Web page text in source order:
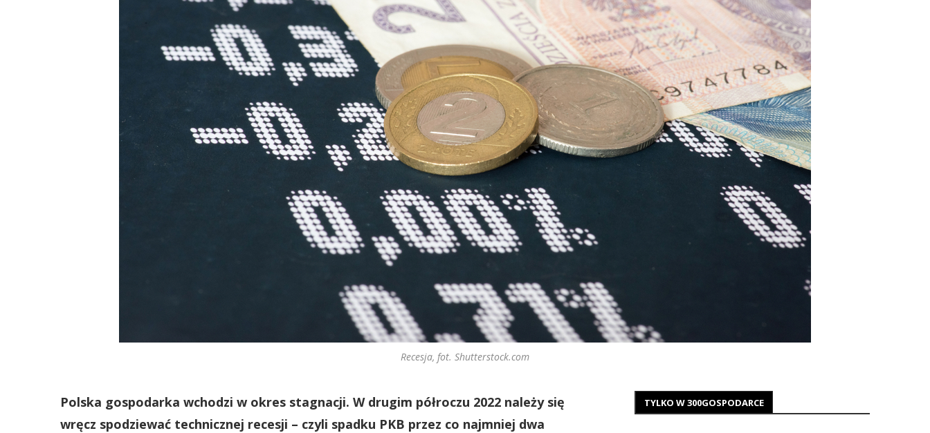
Recesja, fot. Shutterstock.com
Polska gospodarka wchodzi w okres stagnacji. W drugim półroczu 2022 należy się
wręcz spodziewać technicznej recesji – czyli spadku PKB przez co najmniej dwa
TYLKO W 300GOSPODARCE